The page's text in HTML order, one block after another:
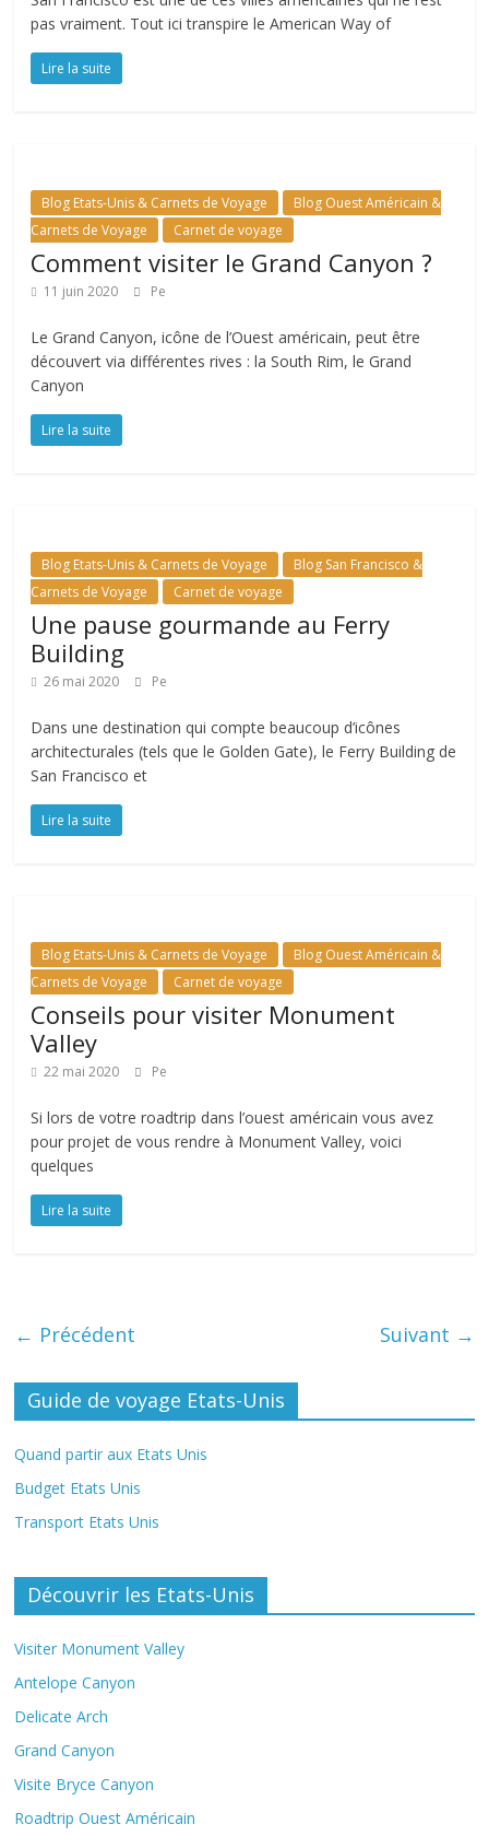
pas vraiment. Tout ici transpire le American Way of
Lire la suite
Blog Etats-Unis & Carnets de Voyage
Blog Ouest Américain &
Carnets de Voyage
Carnet de voyage
Comment visiter le Grand Canyon ?
11 juin 2020 Pe
Le Grand Canyon, icône de l’Ouest américain, peut être
découvert via différentes rives : la South Rim, le Grand
Canyon
Lire la suite
Blog Etats-Unis & Carnets de Voyage
Blog San Francisco &
Carnets de Voyage
Carnet de voyage
Une pause gourmande au Ferry
Building
26 mai 2020 Pe
Dans une destination qui compte beaucoup d’icônes
architecturales (tels que le Golden Gate), le Ferry Building de
San Francisco et
Lire la suite
Blog Etats-Unis & Carnets de Voyage
Blog Ouest Américain &
Carnets de Voyage
Carnet de voyage
Conseils pour visiter Monument
Valley
22 mai 2020 Pe
Si lors de votre roadtrip dans l’ouest américain vous avez
pour projet de vous rendre à Monument Valley, voici
quelques
Lire la suite
← Précédent Suivant →
Guide de voyage Etats-Unis
Quand partir aux Etats Unis
Budget Etats Unis
Transport Etats Unis
Découvrir les Etats-Unis
Visiter Monument Valley
Antelope Canyon
Delicate Arch
Grand Canyon
Visite Bryce Canyon
Roadtrip Ouest Américain